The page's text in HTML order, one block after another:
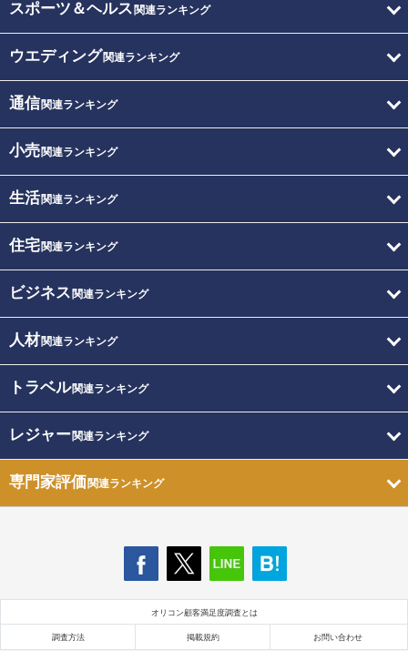
スポーツ＆ヘルス 関連ランキング
ウエディング関連ランキング
通信関連ランキング
小売関連ランキング
生活関連ランキング
住宅関連ランキング
ビジネス 関連ランキング
人材関連ランキング
トラベル関連ランキング
レジャー関連ランキング
専門家評価関連ランキング
オリコン顧客満足度調査とは
調査方法 掲載規約 お問い合わせ